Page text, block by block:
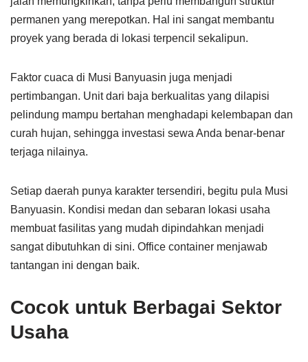
permanen yang merepotkan. Hal ini sangat membantu
proyek yang berada di lokasi terpencil sekalipun.
Faktor cuaca di Musi Banyuasin juga menjadi
pertimbangan. Unit dari baja berkualitas yang dilapisi
pelindung mampu bertahan menghadapi kelembapan dan
curah hujan, sehingga investasi sewa Anda benar-benar
terjaga nilainya.
Setiap daerah punya karakter tersendiri, begitu pula Musi
Banyuasin. Kondisi medan dan sebaran lokasi usaha
membuat fasilitas yang mudah dipindahkan menjadi
sangat dibutuhkan di sini. Office container menjawab
tantangan ini dengan baik.
Cocok untuk Berbagai Sektor
Usaha